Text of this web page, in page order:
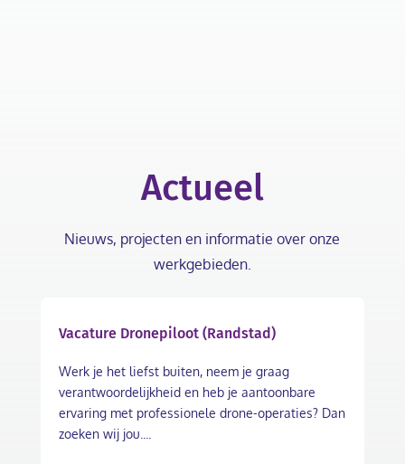
Actueel
Nieuws, projecten en informatie over onze
werkgebieden.
Vacature Dronepiloot (Randstad)
Werk je het liefst buiten, neem je graag
verantwoordelijkheid en heb je aantoonbare
ervaring met professionele drone-operaties? Dan
zoeken wij jou....